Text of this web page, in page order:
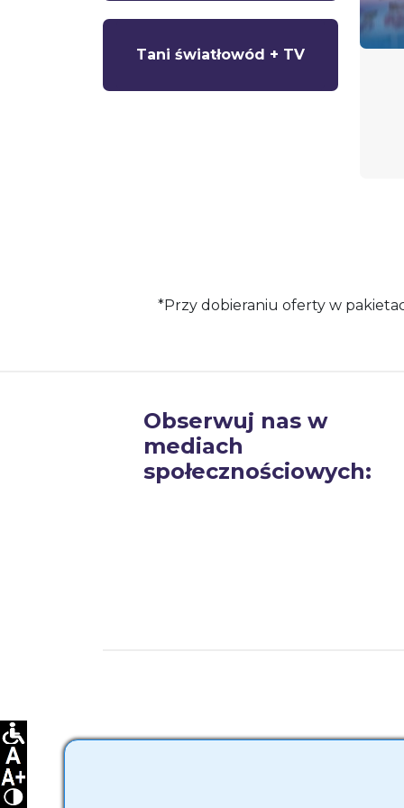
Tani światłowód + TV
Zobacz programy
*Przy dobieraniu oferty w
Obserwuj nas w
mediach
społecznościowych: